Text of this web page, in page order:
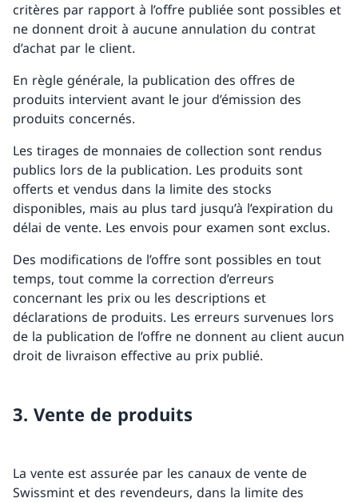
critères par rapport à l’offre publiée sont possibles et
ne donnent droit à aucune annulation du contrat
d’achat par le client.
En règle générale, la publication des offres de
produits intervient avant le jour d’émission des
produits concernés.
Les tirages de monnaies de collection sont rendus
publics lors de la publication. Les produits sont
offerts et vendus dans la limite des stocks
disponibles, mais au plus tard jusqu’à l’expiration du
délai de vente. Les envois pour examen sont exclus.
Des modifications de l’offre sont possibles en tout
temps, tout comme la correction d’erreurs
concernant les prix ou les descriptions et
déclarations de produits. Les erreurs survenues lors
de la publication de l’offre ne donnent au client aucun
droit de livraison effective au prix publié.
3. Vente de produits
La vente est assurée par les canaux de vente de
Swissmint et des revendeurs, dans la limite des